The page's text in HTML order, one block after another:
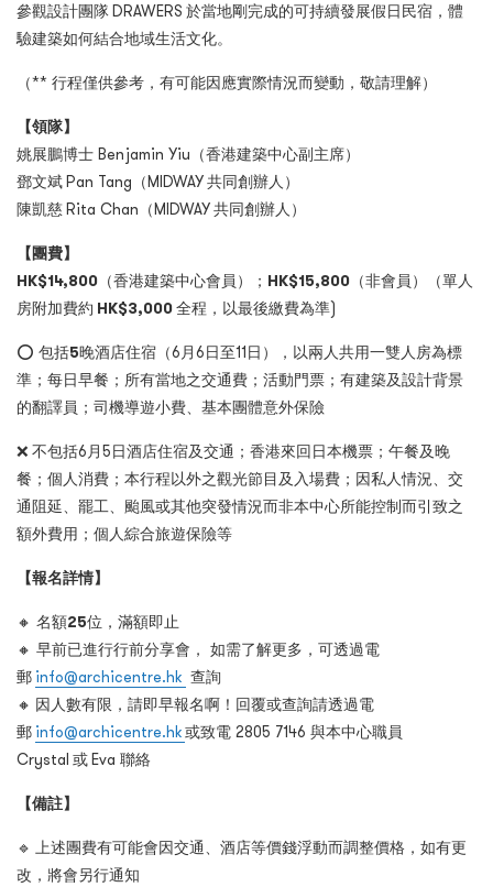
參觀設計團隊 DRAWERS 於當地剛完成的可持續發展假日民宿，體
驗建築如何結合地域生活文化。
（** 行程僅供參考，有可能因應實際情況而變動，敬請理解）
【領隊】
姚展鵬博士 Benjamin Yiu （香港建築中心副主席）
鄧文斌 Pan Tang（MIDWAY 共同創辦人）
陳凱慈 Rita Chan（MIDWAY 共同創辦人）
【團費】
HK$14,800 （香港建築中心會員）； HK$15,800 （非會員）（單人
房附加費約 HK$3,000全程，以最後繳費為準)
⭕️ 包括5️晚酒店住宿（6月6日至11日），以兩人共用一雙人房為標
準；每日早餐；所有當地之交通費；活動門票；有建築及設計背景
的翻譯員；司機導遊小費、基本團體意外保險
❌ 不包括6月5日酒店住宿及交通；香港來回日本機票；午餐及晚
餐；個人消費；本行程以外之觀光節目及入場費；因私人情況、交
通阻延、罷工、颱風或其他突發情況而非本中心所能控制而引致之
額外費用；個人綜合旅遊保險等
【報名詳情】
🔸 名額25位，滿額即止
🔸 早前已進行行前分享會， 如需了解更多，可透過電
郵 info@archicentre.hk 查詢
🔸 因人數有限，請即早報名啊！回覆或查詢請透過電
郵 info@archicentre.hk或致電 2805 7146 與本中心職員
Crystal 或 Eva 聯絡
【備註】
🔹 上述團費有可能會因交通、酒店等價錢浮動而調整價格，如有更
改，將會另行通知